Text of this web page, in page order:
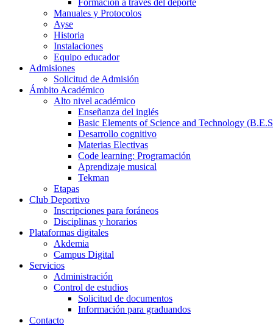
Manuales y Protocolos
Ayse
Historia
Instalaciones
Equipo educador
Admisiones
Solicitud de Admisión
Ámbito Académico
Alto nivel académico
Enseñanza del inglés
Basic Elements of Science and Technology
Desarrollo cognitivo
Materias Electivas
Code learning: Programación
Aprendizaje musical
Tekman
Etapas
Club Deportivo
Inscripciones para foráneos
Disciplinas y horarios
Plataformas digitales
Akdemia
Campus Digital
Servicios
Administración
Control de estudios
Solicitud de documentos
Información para graduandos
Contacto